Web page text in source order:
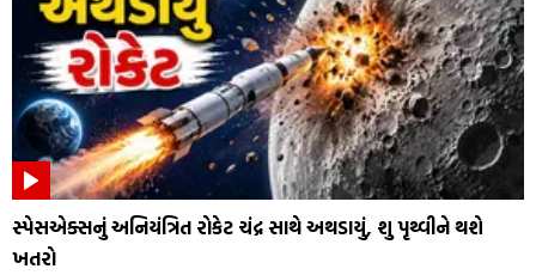
સ્પેસએક્સનું અનિયંત્રિત રોકેટ ચંદ્ર સાથે અથડાયું, શુ પૃથ્વીને થશે
ખતરો